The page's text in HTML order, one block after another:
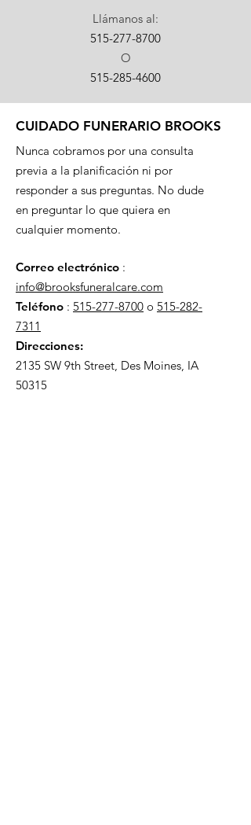
Llámanos al:
515-277-8700
O
515-285-4600
CUIDADO FUNERARIO BROOKS
Nunca cobramos por una consulta
previa a la planificación ni por
responder a sus preguntas. No dude
en preguntar lo que quiera en
cualquier momento.
Correo electrónico :
info@brooksfuneralcare.com
Teléfono : 515-277-8700 o 515-282-
7311
Direcciones:
2135 SW 9th Street, Des Moines, IA
50315